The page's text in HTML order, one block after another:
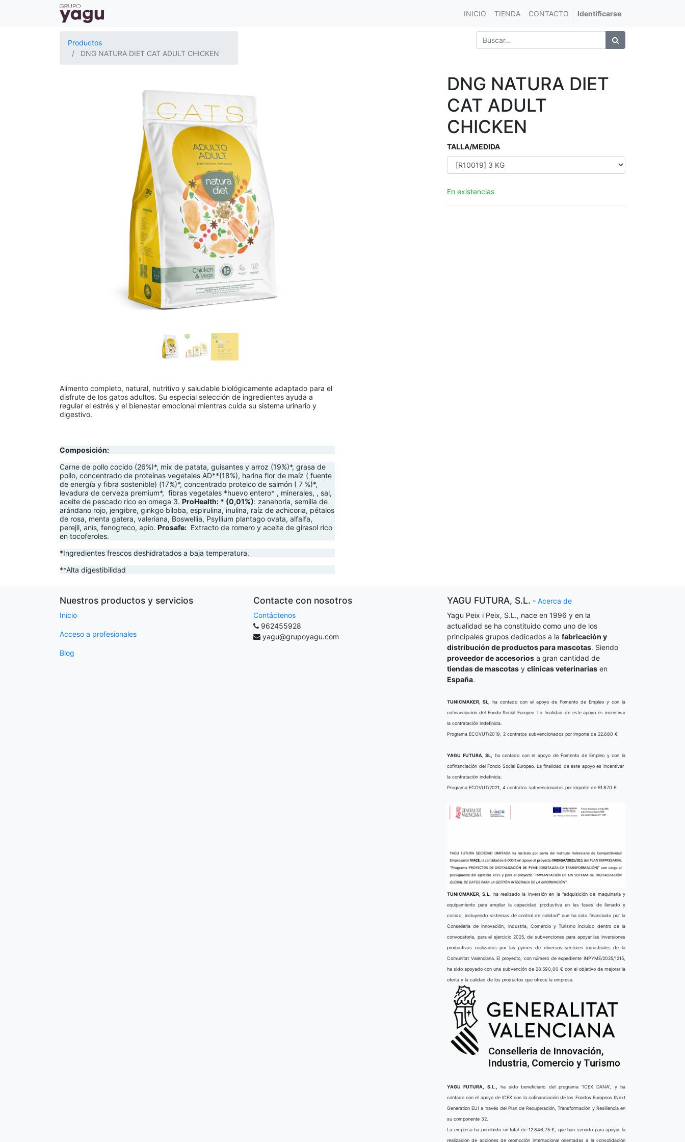
INICIO TIENDA CONTACTO Identificarse
Productos
DNG NATURA DIET CAT ADULT CHICKEN
Alimento completo, natural, nutritivo y saludable biológicamente adaptado para el
disfrute de los gatos adultos. Su especial selección de ingredientes ayuda a
regular el estrés y el bienestar emocional mientras cuida su sistema urinario y
digestivo.
Composición:
Carne de pollo cocido (26%)*, mix de patata, guisantes y arroz (19%)*, grasa de
pollo, concentrado de proteínas vegetales AD**(18%), harina flor de maíz ( fuente
de energía y fibra sostenible) (17%)*, concentrado proteico de salmón ( 7 %)*,
levadura de cerveza premium*, fibras vegetales *huevo entero* , minerales, , sal,
aceite de pescado rico en omega 3. ProHealth: * (0,01%): zanahoria, semilla de
arándano rojo, jengibre, ginkgo biloba, espirulina, inulina, raíz de achicoria, pétalos
de rosa, menta gatera, valeriana, Boswellia, Psyllium plantago ovata, alfalfa,
perejil, anís, fenogreco, apio. Prosafe: Extracto de romero y aceite de girasol rico
en tocoferoles.
*Ingredientes frescos deshidratados a baja temperatura.
**Alta digestibilidad
DNG NATURA DIET
CAT ADULT
CHICKEN
TALLA/MEDIDA
En existencias
Nuestros productos y servicios
Inicio
Acceso a profesionales
Blog
Contacte con nosotros
Contáctenos
962455928
yagu@grupoyagu.com
YAGU FUTURA, S.L. - Acerca de
Yagu Peix i Peix, S.L., nace en 1996 y en la
actualidad se ha constituido como uno de los
principales grupos dedicados a la fabricación y
distribución de productos para mascotas. Siendo
proveedor de accesorios a gran cantidad de
tiendas de mascotas y clínicas veterinarias en
España.
TUNICMAKER, SL,
ha contado con el apoyo de Fomento de Empleo y con la
cofinanciación del Fondo Social Europeo. La finalidad de este apoyo es incentivar
la contratación indefinida.
Programa ECOVUT/2019, 2 contratos subvencionados por importe de 22.680 €
YAGU FUTURA, SL,
ha contado con el apoyo de Fomento de Empleo y con la
cofinanciación del Fondo Social Europeo. La finalidad de este apoyo es incentivar
la contratación indefinida.
Programa ECOVUT/2021, 4 contratos subvencionados por importe de 51.870 €
TUNICMAKER, S.L. ha realizado la inversión en la “adquisición de maquinaria y
equipamiento para ampliar la capacidad productiva en las fases de llenado y
cosido, incluyendo sistemas de control de calidad” que ha sido financiado por la
Conselleria de Innovación, Industria, Comercio y Turismo incluido dentro de la
convocatoria, para el ejercicio 2025, de subvenciones para apoyar las inversiones
productivas realizadas por las pymes de diversos sectores industriales de la
Comunitat Valenciana. El proyecto, con número de expediente INPYME/2025/1215,
ha sido apoyado con una subvención de 28.590,00 € con el objetivo de mejorar la
oferta y la calidad de los productos que ofrece la empresa.
YAGU FUTURA, S.L.,
ha sido beneficiario del programa “ICEX DANA”, y ha
contado con el apoyo de ICEX con la cofinanciación de los Fondos Europeos (Next
Generation EU) a través del Plan de Recuperación, Transformación y Resiliencia en
su componente 32.
La empresa ha percibido un total de 12.846,75 €, que han servido para apoyar la
realización de acciones de promoción internacional orientadas a la consolidación